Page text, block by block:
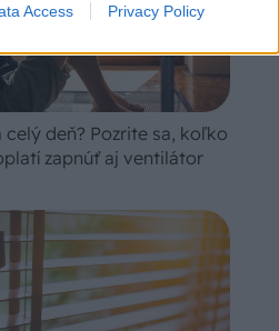
Access Privacy Policy
deň? Pozrite sa, koľko
zapnúť aj ventilátor